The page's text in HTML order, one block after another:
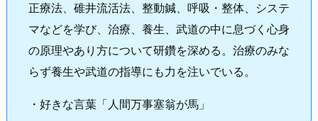
正療法、碓井流活法、整動鍼、呼吸・整体、システ
マなどを学び、治療、養生、武道の中に息づく心身
の原理やあり方について研鑽を深める。治療のみな
らず養生や武道の指導にも力を注いでいる。
・好きな言葉「人間万事塞翁が馬」